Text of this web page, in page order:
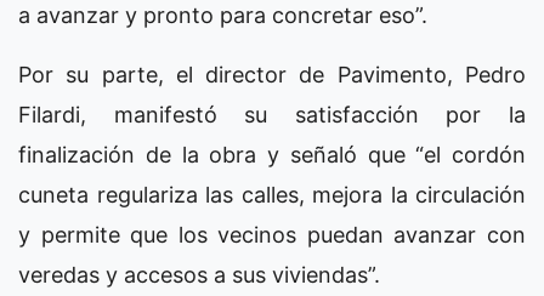
a avanzar y pronto para concretar eso”.
Por su parte, el director de Pavimento, Pedro
Filardi, manifestó su satisfacción por la
finalización de la obra y señaló que “el cordón
cuneta regulariza las calles, mejora la circulación
y permite que los vecinos puedan avanzar con
veredas y accesos a sus viviendas”.